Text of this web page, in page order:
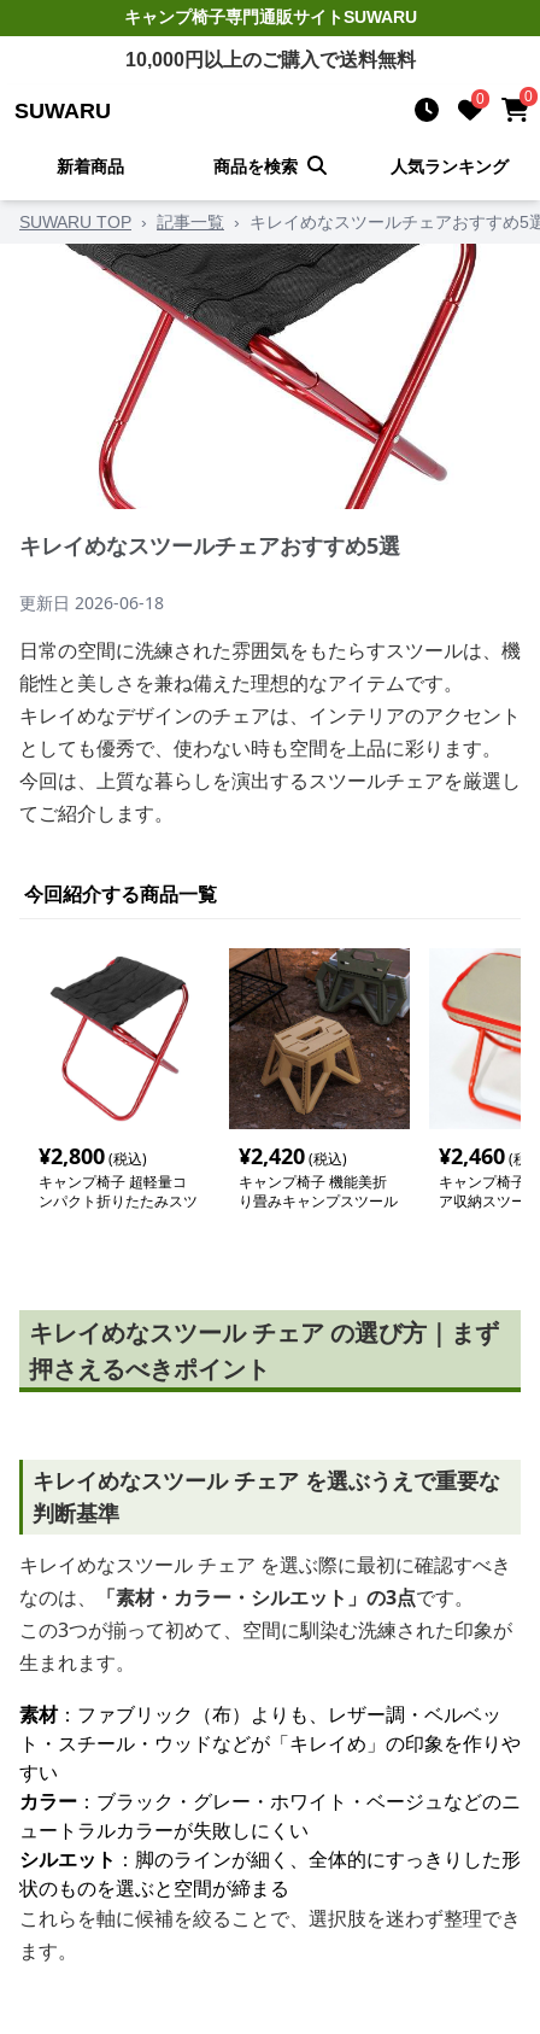
キャンプ椅子専門通販サイトSUWARU
10,000円以上のご購入で送料無料
SUWARU 0 0
新着商品 商品を検索 人気ランキング
SUWARU TOP › 記事一覧 › キレイめなスツールチェアおすすめ5
キレイめなスツールチェアおすすめ5選
更新日 2026-06-18
日常の空間に洗練された雰囲気をもたらすスツールは、機
能性と美しさを兼ね備えた理想的なアイテムです。
キレイめなデザインのチェアは、インテリアのアクセント
としても優秀で、使わない時も空間を上品に彩ります。
今回は、上質な暮らしを演出するスツールチェアを厳選し
てご紹介します。
今回紹介する商品一覧
¥2,800(税込)
キャンプ椅子 超軽量コ
ンパクト折りたたみスツ
¥2,420(税込)
キャンプ椅子 機能美折
り畳みキャンプスツール
¥2,460(税
キャンプ椅子
ア収納スツール
キレイめなスツール チェア の選び方｜まず
押さえるべきポイント
キレイめなスツール チェア を選ぶうえで重要な
判断基準
キレイめなスツール チェア を選ぶ際に最初に確認すべき
なのは、
「素材・カラー・シルエット」の3点です。
この3つが揃って初めて、空間に馴染む洗練された印象が
生まれます。
素材：ファブリック（布）よりも、レザー調・ベルベッ
ト・スチール・ウッドなどが「キレイめ」の印象を作りや
すい
カラー ：ブラック・グレー・ホワイト・ベージュなどのニ
ュートラルカラーが失敗しにくい
シルエット ：脚のラインが細く、全体的にすっきりした形
状のものを選ぶと空間が締まる
これらを軸に候補を絞ることで、選択肢を迷わず整理でき
ます。